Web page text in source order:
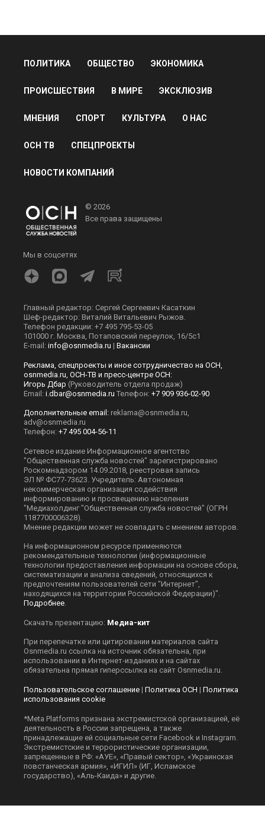
ПОЛИТИКА ОБЩЕСТВО ЭКОНОМИКА
ПРОИСШЕСТВИЯ В МИРЕ ЭКСКЛЮЗИВ
МНЕНИЯ СПОРТ КУЛЬТУРА О НАС
ОСН ТВ СПЕЦПРОЕКТЫ
НОВОСТИ КОМПАНИЙ
© 2026
Все права защищены
Мы в соцсетях
Главный редактор: Сергей Сергеевич Касаткин
Шеф-редактор: Виталий Витальевич Рыжов.
Телефон редакции: +7 495 795-53-05
101000 г. Москва, Потаповский переулок, 16/5с1
E-mail: info@osnmedia.ru | Вакансии
Реклама, спецпроекты и иное сотрудничество на ОСН,
osnmedia.ru, ОСН-ТВ и пресс-центре ОСН:
Игорь Дбар (Руководитель отдела продаж)
Email: i.dbar@osnmedia.ru Телефон: +7 909 936-02-90
Дополнительные email: reklama@osnmedia.ru
adv@osnmedia.ru
Телефон: +7 495 004-56-11
Сетевое издание Информационное агентство
"Общественная служба новостей" зарегистрировано
Роскомнадзором 14.09.2018, реестровая запись
ЭЛ № ФС77-73623. Учредитель: Автономная
некоммерческая организация содействия
информированию и просвещению населения
"Медиахолдинг "Общественная служба новостей" (ОГРН
1187700006328).
Мнение редакции может не совпадать с мнением авторов.
На информационном ресурсе применяются
рекомендательные технологии (информационные
технологии предоставления информации на основе сбора,
систематизации и анализа сведений, относящихся к
предпочтениям пользователей сети "Интернет",
находящихся на территории Российской Федерации)".
Подробнее
Скачать презентацию: Медиа-кит
При перепечатке или цитировании материалов сайта
Оsnmedia.ru ссылка на источник обязательна, при
использовании в Интернет-изданиях и на сайтах
обязательна прямая гиперссылка на сайт Оsnmedia.ru.
Пользовательское соглашение | Политика ОСН | Политика
использования cookie
*Meta Platforms признана экстремистской организацией, её
деятельность в России запрещена, а также
принадлежащие ей социальные сети Facebook и Instagram.
Экстремистские и террористические организации,
запрещенные в РФ: «АУЕ», «Правый сектор», «Украинская
повстанческая армия», «ИГИЛ» (ИГ, Исламское
государство), «Аль-Каида» и другие.